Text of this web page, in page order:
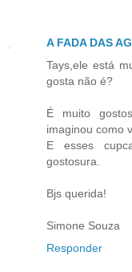
A FADA DAS
Tays,ele está
gosta não é?
É muito
imaginou como
E esses
gostosura.
Bjs querida!
Simone Souza
Responder